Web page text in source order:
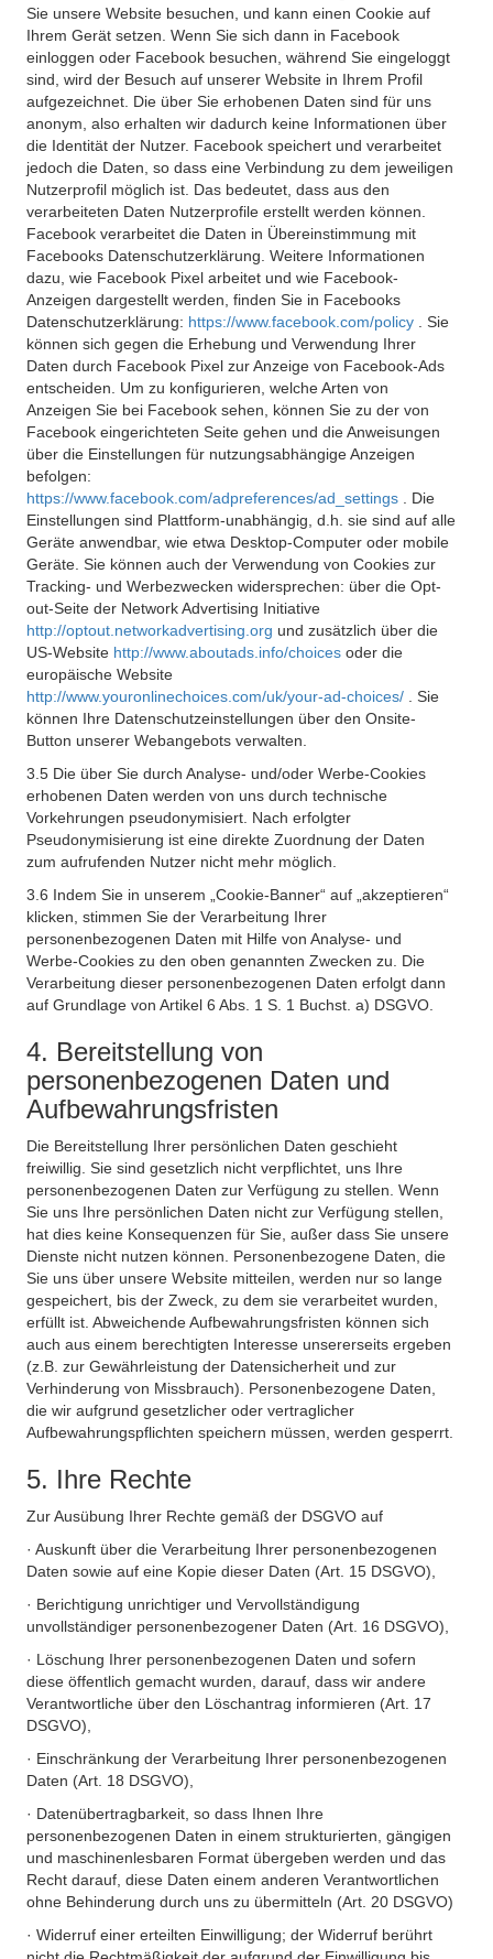
Sie unsere Website besuchen, und kann einen Cookie auf
Ihrem Gerät setzen. Wenn Sie sich dann in Facebook
einloggen oder Facebook besuchen, während Sie eingeloggt
sind, wird der Besuch auf unserer Website in Ihrem Profil
aufgezeichnet. Die über Sie erhobenen Daten sind für uns
anonym, also erhalten wir dadurch keine Informationen über
die Identität der Nutzer. Facebook speichert und verarbeitet
jedoch die Daten, so dass eine Verbindung zu dem jeweiligen
Nutzerprofil möglich ist. Das bedeutet, dass aus den
verarbeiteten Daten Nutzerprofile erstellt werden können.
Facebook verarbeitet die Daten in Übereinstimmung mit
Facebooks Datenschutzerklärung. Weitere Informationen
dazu, wie Facebook Pixel arbeitet und wie Facebook-
Anzeigen dargestellt werden, finden Sie in Facebooks
Datenschutzerklärung: https://www.facebook.com/policy
. Sie
können sich gegen die Erhebung und Verwendung Ihrer
Daten durch Facebook Pixel zur Anzeige von Facebook-Ads
entscheiden. Um zu konfigurieren, welche Arten von
Anzeigen Sie bei Facebook sehen, können Sie zu der von
Facebook eingerichteten Seite gehen und die Anweisungen
über die Einstellungen für nutzungsabhängige Anzeigen
befolgen:
https://www.facebook.com/adpreferences/ad_settings
. Die
Einstellungen sind Plattform-unabhängig, d.h. sie sind auf alle
Geräte anwendbar, wie etwa Desktop-Computer oder mobile
Geräte. Sie können auch der Verwendung von Cookies zur
Tracking- und Werbezwecken widersprechen: über die Opt-
out-Seite der Network Advertising Initiative
http://optout.networkadvertising.org und zusätzlich über die
US-Website http://www.aboutads.info/choices oder die
europäische Website
http://www.youronlinechoices.com/uk/your-ad-choices/
. Sie
können Ihre Datenschutzeinstellungen über den Onsite-
Button unserer Webangebots verwalten.
3.5 Die über Sie durch Analyse- und/oder Werbe-Cookies
erhobenen Daten werden von uns durch technische
Vorkehrungen pseudonymisiert. Nach erfolgter
Pseudonymisierung ist eine direkte Zuordnung der Daten
zum aufrufenden Nutzer nicht mehr möglich.
3.6 Indem Sie in unserem „Cookie-Banner“ auf „akzeptieren“
klicken, stimmen Sie der Verarbeitung Ihrer
personenbezogenen Daten mit Hilfe von Analyse- und
Werbe-Cookies zu den oben genannten Zwecken zu. Die
Verarbeitung dieser personenbezogenen Daten erfolgt dann
auf Grundlage von Artikel 6 Abs. 1 S. 1 Buchst. a) DSGVO.
4. Bereitstellung von
personenbezogenen Daten und
Aufbewahrungsfristen
Die Bereitstellung Ihrer persönlichen Daten geschieht
freiwillig. Sie sind gesetzlich nicht verpflichtet, uns Ihre
personenbezogenen Daten zur Verfügung zu stellen. Wenn
Sie uns Ihre persönlichen Daten nicht zur Verfügung stellen,
hat dies keine Konsequenzen für Sie, außer dass Sie unsere
Dienste nicht nutzen können. Personenbezogene Daten, die
Sie uns über unsere Website mitteilen, werden nur so lange
gespeichert, bis der Zweck, zu dem sie verarbeitet wurden,
erfüllt ist. Abweichende Aufbewahrungsfristen können sich
auch aus einem berechtigten Interesse unsererseits ergeben
(z.B. zur Gewährleistung der Datensicherheit und zur
Verhinderung von Missbrauch). Personenbezogene Daten,
die wir aufgrund gesetzlicher oder vertraglicher
Aufbewahrungspflichten speichern müssen, werden gesperrt.
5. Ihre Rechte
Zur Ausübung Ihrer Rechte gemäß der DSGVO auf
· Auskunft über die Verarbeitung Ihrer personenbezogenen
Daten sowie auf eine Kopie dieser Daten (Art. 15 DSGVO),
· Berichtigung unrichtiger und Vervollständigung
unvollständiger personenbezogener Daten (Art. 16 DSGVO),
· Löschung Ihrer personenbezogenen Daten und sofern
diese öffentlich gemacht wurden, darauf, dass wir andere
Verantwortliche über den Löschantrag informieren (Art. 17
DSGVO),
· Einschränkung der Verarbeitung Ihrer personenbezogenen
Daten (Art. 18 DSGVO),
· Datenübertragbarkeit, so dass Ihnen Ihre
personenbezogenen Daten in einem strukturierten, gängigen
und maschinenlesbaren Format übergeben werden und das
Recht darauf, diese Daten einem anderen Verantwortlichen
ohne Behinderung durch uns zu übermitteln (Art. 20 DSGVO)
· Widerruf einer erteilten Einwilligung; der Widerruf berührt